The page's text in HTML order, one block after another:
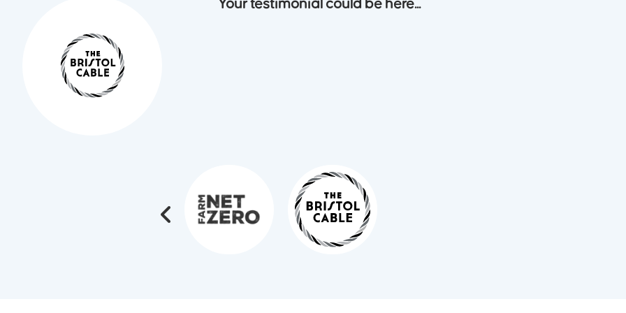
Your testimonial could be here...
1 Title One
Rhoncus dolor sitamet facilisis. Praesent tristique turpis vitae commodo. lorem
sit amet, consectetur adipiscing elit. Fusce hendrerit risus nec lacus ristique turpis